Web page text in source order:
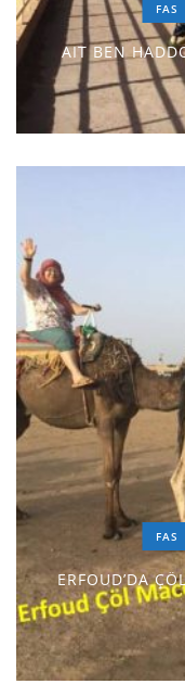
FAS
AIT BEN
FAS
ERFOUD’DA